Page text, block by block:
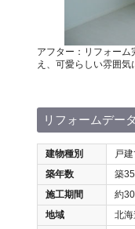
アフター：リフォー
え、可愛らしい雰囲気
リフォームデータ
建物種別
戸
築年数
築
施工期間
約30
地域
北海